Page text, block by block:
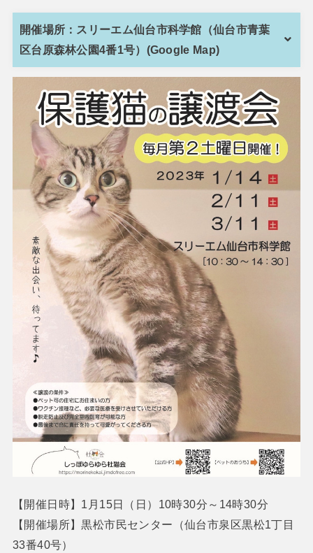
開催場所：スリーエム仙台市科学館（仙台市青葉
区台原森林公園4番1号）(Google Map)
【開催日時】1月15日（日）10時30分～14時30分
【開催場所】黒松市民センター（仙台市泉区黒松1丁目
33番40号）